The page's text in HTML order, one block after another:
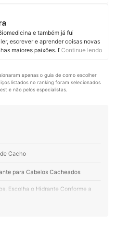
Brasileira de Dermatologia (SBD).
UNESP, na área de Tricologia.
na importância do cabelo na
das pessoas,
mulheres, sua tese teve como foco
feminino. Com uma ampla
por conhecimento e
e cursos. Acompanhe a
Youtube, Facebook,
e também já fui
escrever e aprender coisas novas
maiores paixões. Desde que
Por aqui produzo e atualizo
mais variados temas. Meus
pet, cosméticos, eletroportáteis
Continue lendo
apenas o guia de como escolher
listados no ranking foram selecionados
e não pelos especialistas.
Cacho
para Cabelos Cacheados
Escolha o Hidrante Conforme a